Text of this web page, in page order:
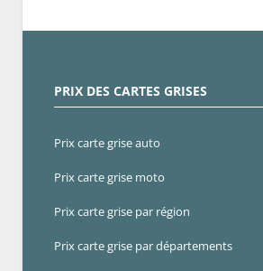
PRIX DES CARTES GRISES
Prix carte grise auto
Prix carte grise moto
Prix carte grise par région
Prix carte grise par départements